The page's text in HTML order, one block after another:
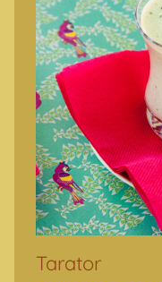
Tarator